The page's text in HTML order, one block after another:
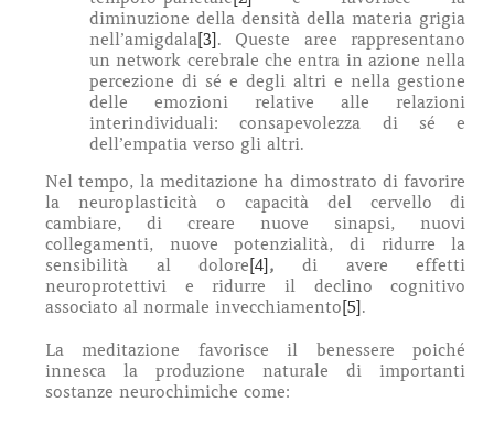
diminuzione della densità della materia grigia
nell’amigdala[3] . Queste aree rappresentano
un network cerebrale che entra in azione nella
percezione di sé e degli altri e nella gestione
delle emozioni relative alle relazioni
interindividuali: consapevolezza di sé e
dell’empatia verso gli altri.
Nel tempo, la meditazione ha dimostrato di favorire
la neuroplasticità o capacità del cervello di
cambiare, di creare nuove sinapsi, nuovi
collegamenti, nuove potenzialità, di ridurre la
sensibilità al dolore[4] ,di avere effetti
neuroprotettivi e ridurre il declino cognitivo
associato al normale invecchiamento[5] .
La meditazione favorisce il benessere poiché
innesca la produzione naturale di importanti
sostanze neurochimiche come: